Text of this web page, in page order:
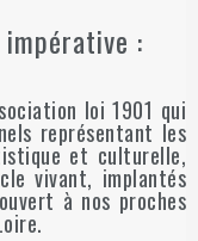
:
loi 1901 qui
représentant les
et culturelle,
vivant, implantés
à nos proches